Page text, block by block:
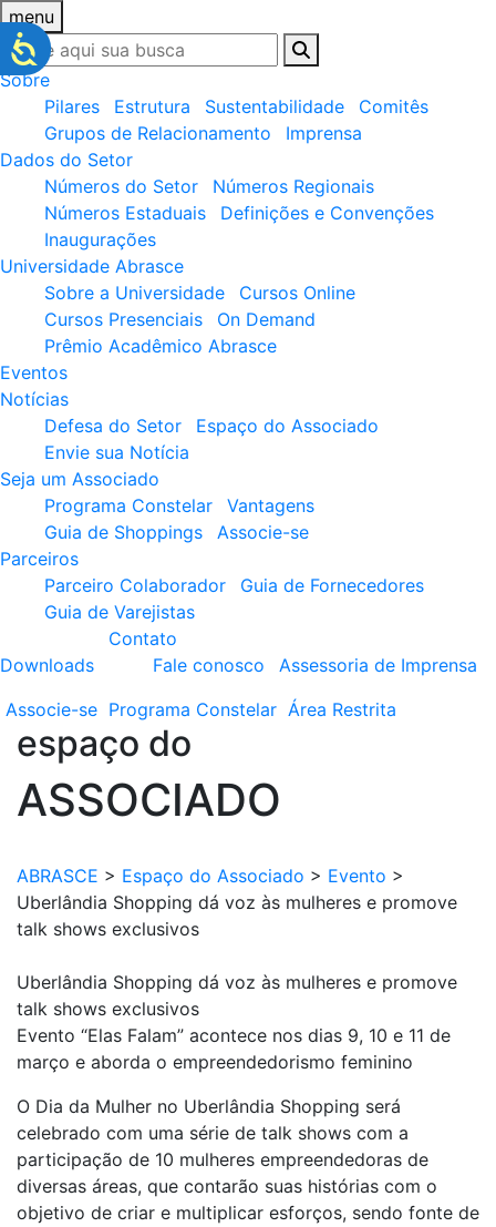
menu
Sobre
Pilares
Estrutura Sustentabilidade
Comitês
Grupos de Relacionamento
Imprensa
Dados do Setor
Números do Setor
Números Regionais
Números Estaduais
Definições e Convenções
Inaugurações
Universidade Abrasce
Sobre a Universidade
Cursos Online
Cursos Presenciais
On Demand
Prêmio Acadêmico Abrasce
Eventos
Notícias
Defesa do Setor
Espaço do Associado
Envie sua Notícia
Seja um Associado
Programa Constelar
Vantagens
Guia de Shoppings
Associe-se
Parceiros
Parceiro Colaborador
Guia de Fornecedores
Guia de Varejistas
Downloads
Contato
Fale conosco
Assessoria de Imprensa
Associe-se Programa Constelar Área Restrita
espaço do
ASSOCIADO
ABRASCE > Espaço do Associado > Evento >
Uberlândia Shopping dá voz às mulheres e promove
talk shows exclusivos
Uberlândia Shopping dá voz às mulheres e promove
talk shows exclusivos
Evento “Elas Falam” acontece nos dias 9, 10 e 11 de
março e aborda o empreendedorismo feminino
O Dia da Mulher no Uberlândia Shopping será
celebrado com uma série de talk shows com a
participação de 10 mulheres empreendedoras de
diversas áreas, que contarão suas histórias com o
objetivo de criar e multiplicar esforços, sendo fonte de